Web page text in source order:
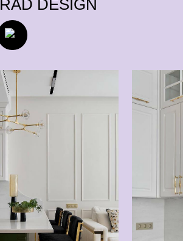
RAD DESIGN